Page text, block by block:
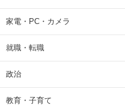
家電・PC・カメラ
就職・転職
政治
教育・子育て